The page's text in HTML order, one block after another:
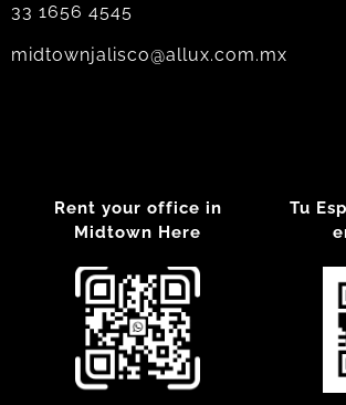
33 1656 4545
midtownjalisco@allux.com.mx
Rent your office in
Midtown Here
Tu